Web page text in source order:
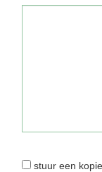
stuur een